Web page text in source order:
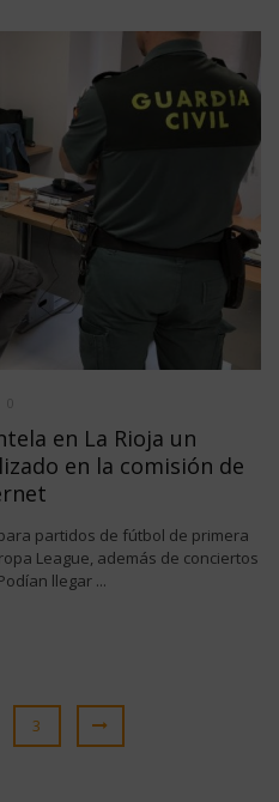
en La Rioja un
en la comisión de
partidos de fútbol de primera
League, además de conciertos
llegar ...
3